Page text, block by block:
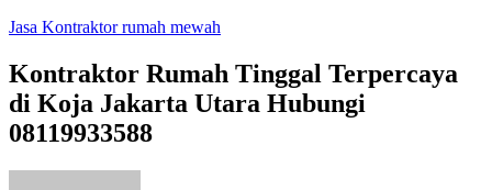
Jasa Kontraktor rumah mewah
Kontraktor Rumah Tinggal Terpercaya
di Koja Jakarta Utara Hubungi
08119933588